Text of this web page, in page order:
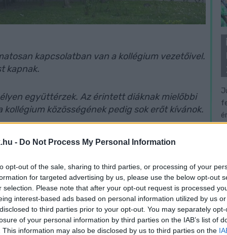
- Do Not Process My Personal Information
opt-out of the sale, sharing to third parties, or processing of your
for targeted advertising by us, please use the below opt-out
selection. Please note that after your opt-out request is processed
interest-based ads based on personal information utilized by us
to third parties prior to your opt-out. You may separately
of your personal information by third parties on the IAB’s list of
This information may also be disclosed by us to third parties on the
kapcsolatban van a kollégium vezetőivel.
kapnak.
együttérzek. Az érintett diáknak mielőbbi
közösségének pedig sok erőt kívánok.
esemény történt, ami egyértelműen
mentális terheikkel is magukra
többször is beszéltem: a gyermekek és
a korábbi oktatáspolitika számára nem volt
sokszor még az ilyen esetekre
gondolkodott a gyermekekről a belügy alá